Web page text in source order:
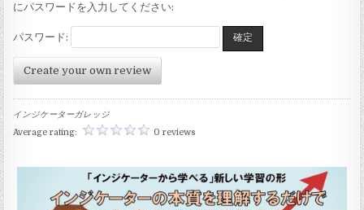
にパスワードを入力してください:
パスワード:
Create your own review
インジケーターガレッジ
Average rating:
0 reviews